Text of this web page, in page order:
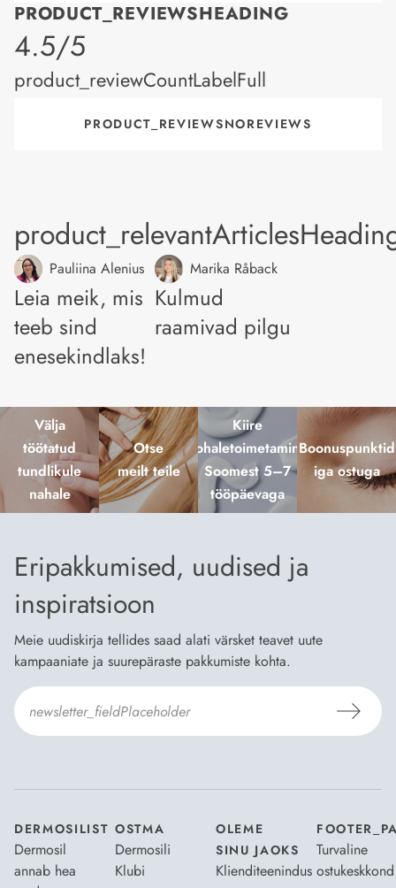
PRODUCT_REVIEWSHEADING
product_rating
4.5/5
product_reviewCountLabelFull
PRODUCT_REVIEWSNOREVIEWS
Pauliina Alenius
Leia meik, mis
teeb sind
enesekindlaks!
Marika Råback
Kulmud
raamivad pilgu
Välja
töötatud
tundlikule
nahale
Otse
meilt teile
Kiire
kohaletoimetamine
Soomest 5–7
tööpäevaga
Boonuspunktid
iga ostuga
Eripakkumised, uudised ja
inspiratsioon
Meie uudiskirja tellides saad alati värsket teavet uute
kampaaniate ja suurepäraste pakkumiste kohta.
DERMOSILIST
Dermosil
annab hea
OSTMA
Dermosili
Klubi
OLEME
SINU JAOKS
Klienditeenindus
Turvaline
ostukeskkond